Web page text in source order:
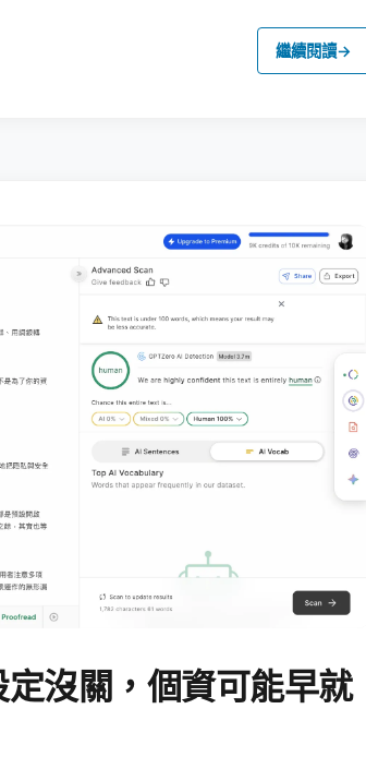
繼續閱讀→
沒關，個資可能早就